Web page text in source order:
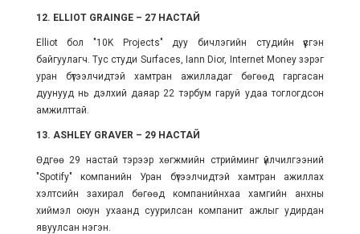
12. ELLIOT GRAINGE – 27 НАСТАЙ
Elliot бол "10K Projects" дуу бичлэгийн студийн үүсгэн
байгуулагч. Тус студи Surfaces, Iann Dior, Internet Money зэрэг
уран бүтээлчидтэй хамтран ажилладаг бөгөөд гаргасан
дуунууд нь дэлхий даяар 22 тэрбум гаруй удаа тоглогдсон
амжилттай.
13. ASHLEY GRAVER – 29 НАСТАЙ
Өдгөө 29 настай тэрээр хөгжмийн стрийминг үйлчилгээний
"Spotify" компанийн Уран бүтээлчидтэй хамтран ажиллах
хэлтсийн захирал бөгөөд компанийнхаа хамгийн анхны
хиймэл оюун ухаанд суурилсан компанит ажлыг удирдан
явуулсан нэгэн.